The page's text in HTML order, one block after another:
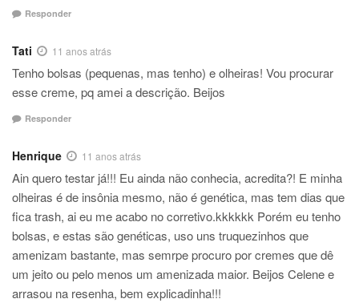
Responder
Tati 11 anos atrás
Tenho bolsas (pequenas, mas tenho) e olheiras! Vou procurar
esse creme, pq amei a descrição. Beijos
Responder
Henrique 11 anos atrás
Ain quero testar já!!! Eu ainda não conhecia, acredita?! E minha
olheiras é de insônia mesmo, não é genética, mas tem dias que
fica trash, ai eu me acabo no corretivo.kkkkkk Porém eu tenho
bolsas, e estas são genéticas, uso uns truquezinhos que
amenizam bastante, mas semrpe procuro por cremes que dê
um jeito ou pelo menos um amenizada maior. Beijos Celene e
arrasou na resenha, bem explicadinha!!!